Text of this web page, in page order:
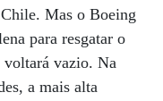
Mas o Boeing
para resgatar o
voltará vazio. Na
a mais alta